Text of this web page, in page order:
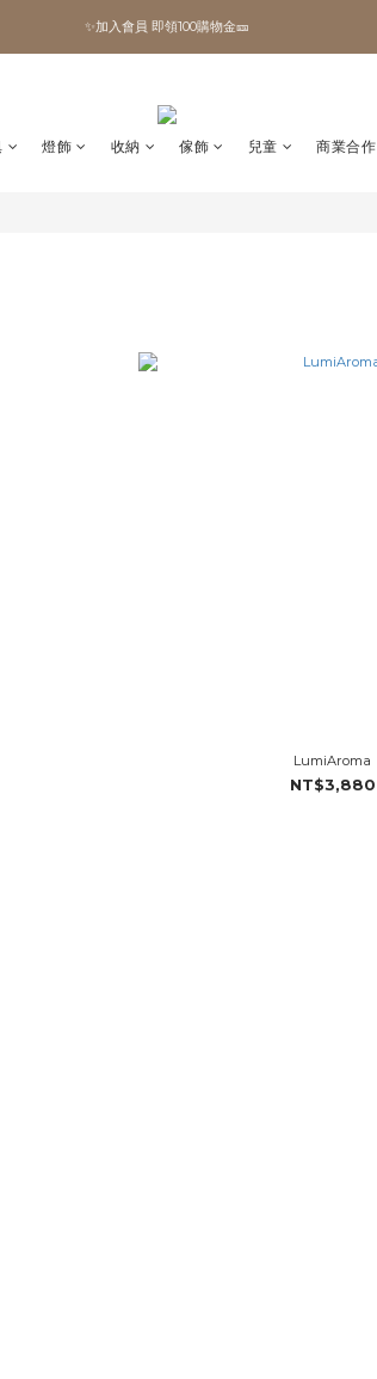
✨加入會員 即領100購物金🎫
✨加入會員 即領100購物金🎫
燈飾 收納 傢飾 兒童 商業合作
LumiAroma
NT$3,880